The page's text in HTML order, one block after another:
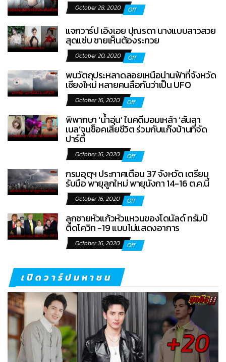
October 28, 2020 Off
แจกวาร์ป เอิงเอย ปุณรดา นางแบบสาวสวย
สุดแซ่บ ชายเห็นต้องระทวย
October 20, 2020 Off
พบวัตถุประหลาดลอยเหนือน่านฟ้าที่จังหวัด
เชียงใหม่ หลายคนลือกันว่าเป็น UFO
October 16, 2020 Off
พิพากษา ‘น้ำอุ่น’ ในคดีมอมเหล้า ‘ลันลา
เบล’จนช็อคเสียชีวิต ร่วมกับแก๊งบ้านที่จัด
ปาร์ตี้
October 16, 2020 Off
กรมอุตุฯ ประกาศเตือน 37 จังหวัด เตรียม
รับมือ พายุลูกใหม่ พายุนังกา 14-16 ต.ค.นี้
October 16, 2020 Off
ลูกชายหัวแก้วหัวแหวนของโดนัลด์ ทรัมป์
ติดโควิท -19 แบบไม่แสดงอาการ
October 16, 2020 Off
เปิดวาร์ปมหาชน